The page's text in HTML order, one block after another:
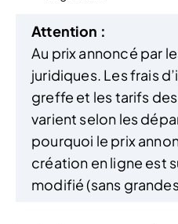
Attention :
Au prix annoncé par
juridiques. Les frais
greffe et les tarifs
varient selon les
pourquoi le prix
création en ligne est
modifié (sans